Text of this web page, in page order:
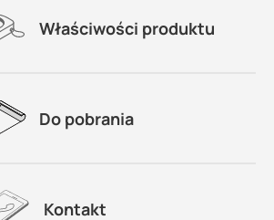
Właściwości produktu
Do pobrania
Kontakt